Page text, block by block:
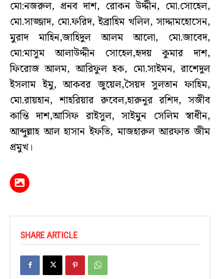
মো:নজরুল, প্রনব দাশ, রোকন উদ্দীন, মো.সোহেল,
মো.সাজ্জাদ, মো.ফরিদ, ইব্রাহিম খলিল, সাদ্দামহোসেন,
মুরাদ মাহিন,জাহিদুল আলম আলো, মো.জাবেদ,
মো:মাসুম আলাউদ্দীন সোহেল,হৃদয় কুমার দাশ,
ফিরোজ আলম, আরিফুল হক, মো.সাইমন, রাশেদুল
ইসলাম ইমু, আকবর জুয়েল,সৈয়দ সুলতান ফাহিম,
মো.রায়হান, শাহরিয়ার রুবেল,হারুনুর রশিদ, সজীব
কান্তি দাশ,আসিফ রাইসুল, সাইমুন সেলিম স্বাধীন,
আব্দুল্লাহ আল হাসান ইফতি, মাজহারুল আরফাত জীম
প্রমুখ।
SHARE ARTICLE